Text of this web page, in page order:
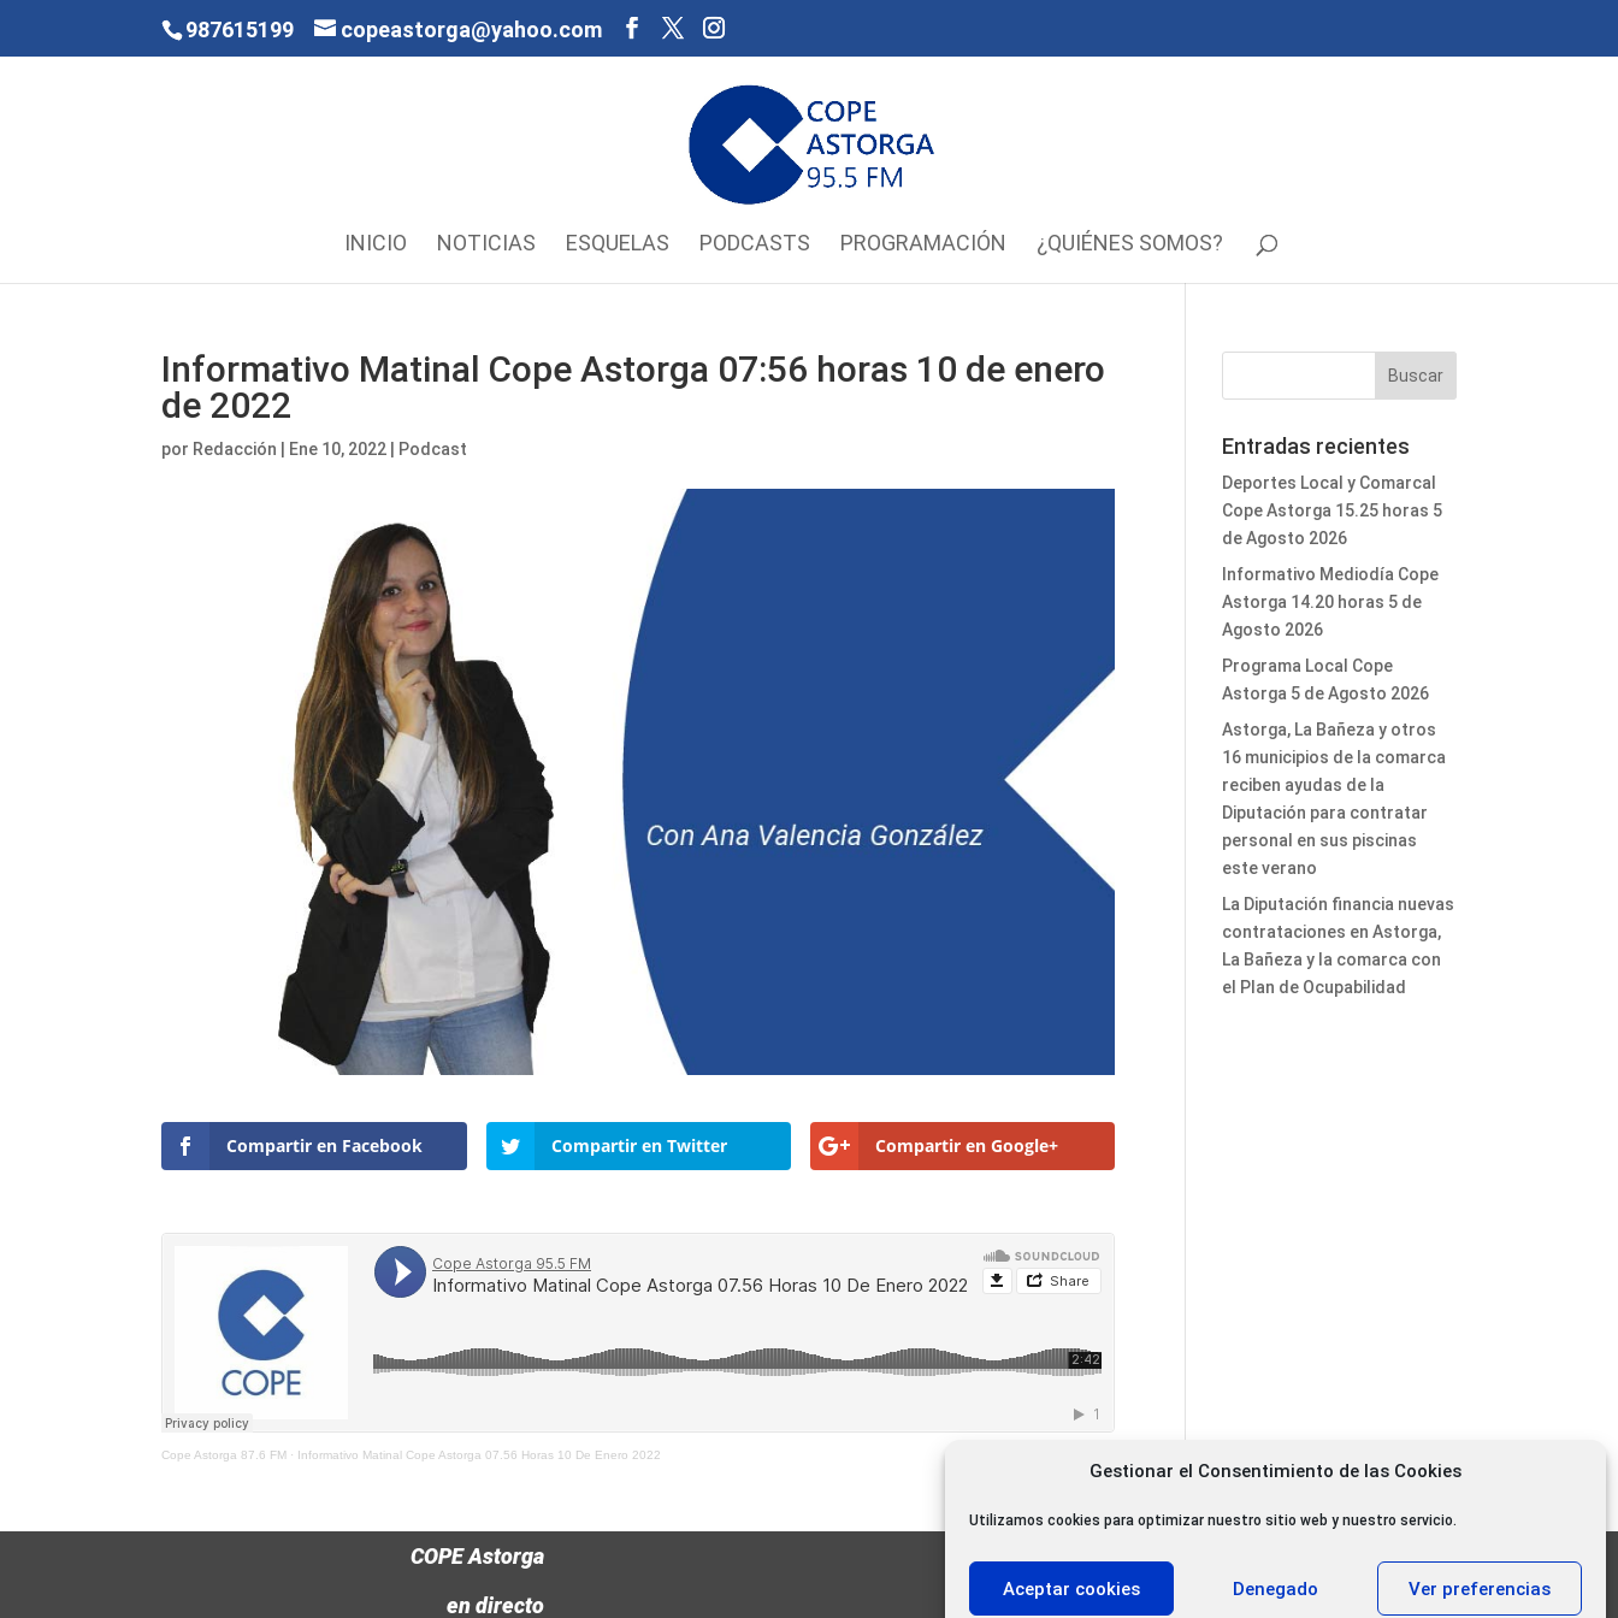
Gestionar el Consentimiento de las Cookies
Utilizamos cookies para optimizar nuestro sitio web y nuestro servicio.
Aceptar cookies Denegado Ver preferencias
987615199 copeastorga@yahoo.com
INICIO NOTICIAS ESQUELAS PODCASTS PROGRAMACIÓN ¿QUIÉNES SOMOS?
Informativo Matinal Cope Astorga 07:56 horas 10 de enero
de 2022
por Redacción Ene 10, 2022 Podcast
Compartir en Facebook Compartir en Twitter Compartir en Google+
Cope Astorga 87.6 FM · Informativo Matinal Cope Astorga 07.56 Horas 10 De Enero 2022
Entradas recientes
Deportes Local y Comarcal
Cope Astorga 15.25 horas 5
de Agosto 2026
Informativo Mediodía Cope
Astorga 14.20 horas 5 de
Agosto 2026
Programa Local Cope
Astorga 5 de Agosto 2026
Astorga, La Bañeza y otros
16 municipios de la comarca
reciben ayudas de la
Diputación para contratar
personal en sus piscinas
este verano
La Diputación financia nuevas
contrataciones en Astorga,
La Bañeza y la comarca con
el Plan de Ocupabilidad
COPE Astorga
en directo
11.000 oyentes diarios
11.000 Gracias